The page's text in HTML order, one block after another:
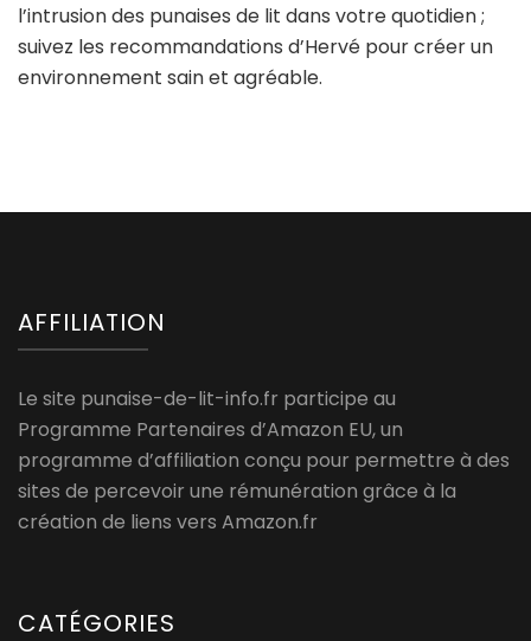
l’intrusion des punaises de lit dans votre quotidien ;
suivez les recommandations d’Hervé pour créer un
environnement sain et agréable.
AFFILIATION
Le site punaise-de-lit-info.fr participe au
Programme Partenaires d’Amazon EU, un
programme d’affiliation conçu pour permettre à des
sites de percevoir une rémunération grâce à la
création de liens vers Amazon.fr
CATÉGORIES